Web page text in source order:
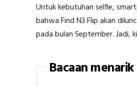
Untuk kebutuhan selfie,
bahwa Find N3 Flip akan
pada bulan September. Jadi,
Bacaan menarik